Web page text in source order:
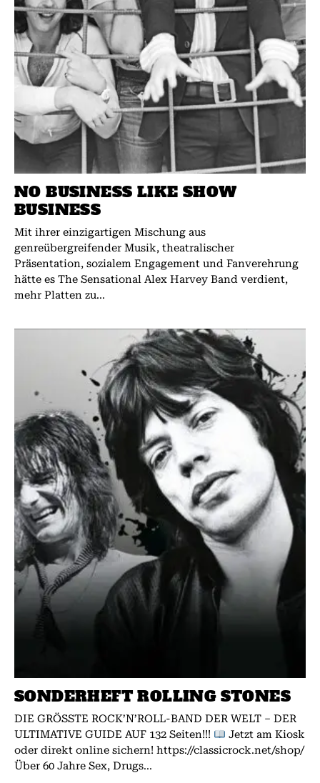
NO BUSINESS LIKE SHOW
BUSINESS
Mit ihrer einzigartigen Mischung aus
genreübergreifender Musik, theatralischer
Präsentation, sozialem Engagement und Fanverehrung
hätte es The Sensational Alex Harvey Band verdient,
mehr Platten zu...
SONDERHEFT ROLLING STONES
DIE GRÖSSTE ROCK’N’ROLL-BAND DER WELT – DER
ULTIMATIVE GUIDE AUF 132 Seiten!!!
Jetzt am Kiosk
oder direkt online sichern! https://classicrock.net/shop/
Über 60 Jahre Sex, Drugs...